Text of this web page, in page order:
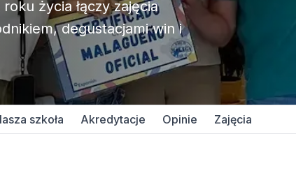
grupowy
do egzaminu DELE
do egzaminów SIELE
hiszpańskiego w Maladze
życia łączy zajęcia
degustacjami win i
szkoła Akredytacje Opinie Zajęcia